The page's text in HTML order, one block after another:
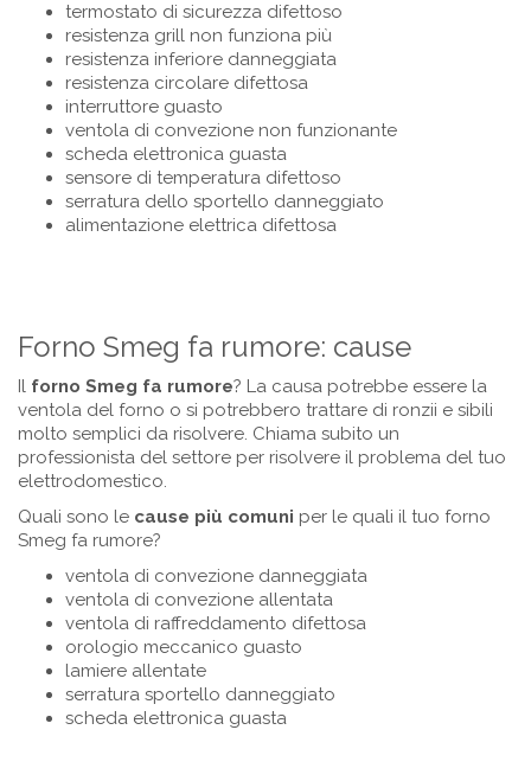
termostato di sicurezza difettoso
resistenza grill non funziona più
resistenza inferiore danneggiata
resistenza circolare difettosa
interruttore guasto
ventola di convezione non funzionante
scheda elettronica guasta
sensore di temperatura difettoso
serratura dello sportello danneggiato
alimentazione elettrica difettosa
Forno Smeg fa rumore: cause
Il forno Smeg fa rumore? La causa potrebbe essere la
ventola del forno o si potrebbero trattare di ronzii e sibili
molto semplici da risolvere. Chiama subito un
professionista del settore per risolvere il problema del tuo
elettrodomestico.
Quali sono le cause più comuni per le quali il tuo forno
Smeg fa rumore?
ventola di convezione danneggiata
ventola di convezione allentata
ventola di raffreddamento difettosa
orologio meccanico guasto
lamiere allentate
serratura sportello danneggiato
scheda elettronica guasta